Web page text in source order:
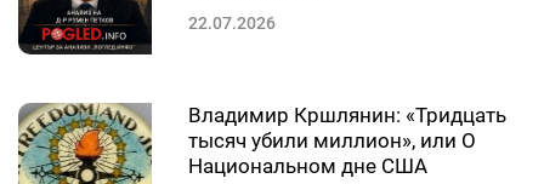
22.07.2026
Владимир Кршлянин: «Тридцать
тысяч убили миллион», или О
Национальном дне США